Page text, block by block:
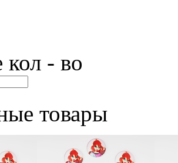
- во
товары